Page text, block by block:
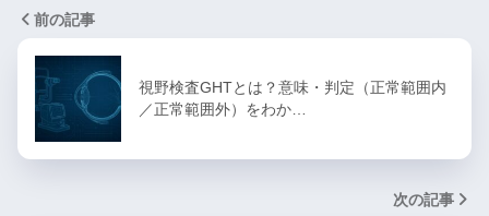
前の記事
視野検査GHTとは？意味・判定（正常範囲内
／正常範囲外）をわか…
次の記事